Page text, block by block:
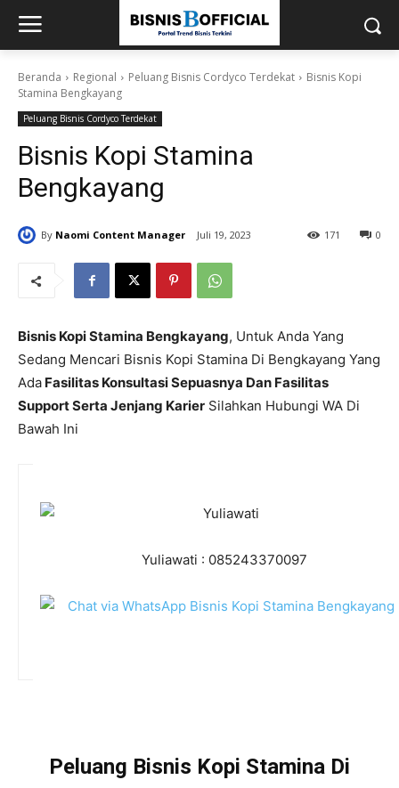
Beranda Regional Peluang Bisnis Cordyco Terdekat
Bisnis Kopi
Stamina Bengkayang
Peluang Bisnis Cordyco Terdekat
Bisnis Kopi Stamina
Bengkayang
By Naomi Content Manager Juli 19, 2023 0
171
Bisnis Kopi Stamina Bengkayang, Untuk Anda Yang
Sedang Mencari Bisnis Kopi Stamina Di Bengkayang Yang
Ada Fasilitas Konsultasi Sepuasnya Dan Fasilitas
Support Serta Jenjang Karier Silahkan Hubungi WA Di
Bawah Ini
Yuliawati : 085243370097
Peluang Bisnis Kopi Stamina Di